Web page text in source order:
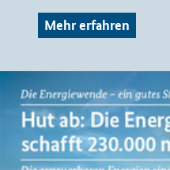
Mehr erfahren